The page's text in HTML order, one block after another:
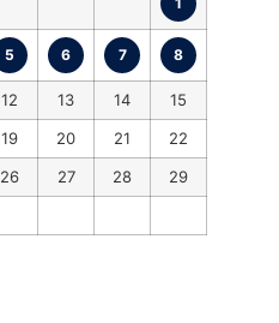
5 6 7 8
12 13 14
15
19 20 21
22
26 27 28
29